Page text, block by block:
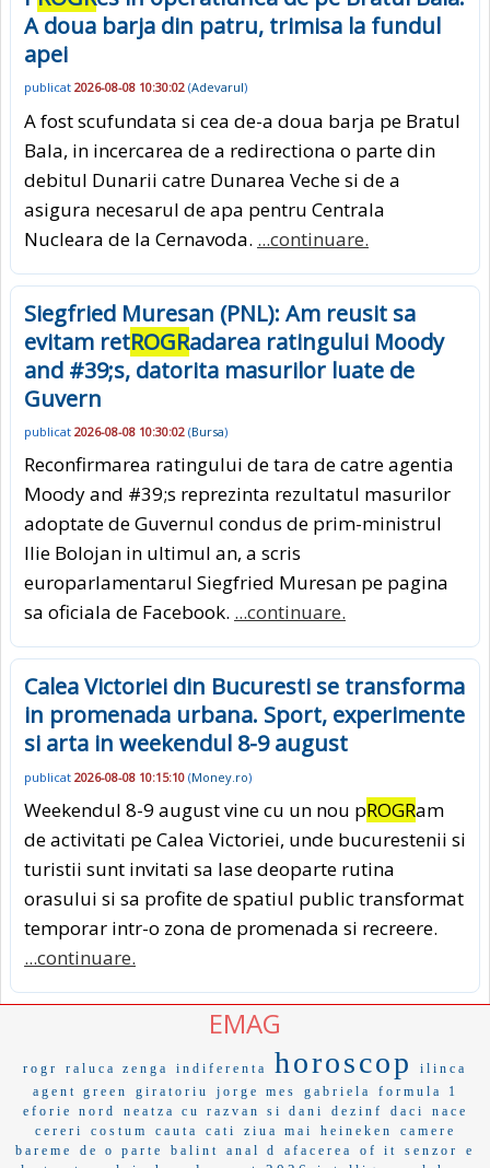
A doua barja din patru, trimisa la fundul
apei
publicat 2026-08-08 10:30:02 (Adevarul)
A fost scufundata si cea de-a doua barja pe Bratul
Bala, in incercarea de a redirectiona o parte din
debitul Dunarii catre Dunarea Veche si de a
asigura necesarul de apa pentru Centrala
Nucleara de la Cernavoda. ...continuare.
Siegfried Muresan (PNL): Am reusit sa
evitam retROGRadarea ratingului Moody
and #39;s, datorita masurilor luate de
Guvern
publicat 2026-08-08 10:30:02 (Bursa)
Reconfirmarea ratingului de tara de catre agentia
Moody and #39;s reprezinta rezultatul masurilor
adoptate de Guvernul condus de prim-ministrul
Ilie Bolojan in ultimul an, a scris
europarlamentarul Siegfried Muresan pe pagina
sa oficiala de Facebook. ...continuare.
Calea Victoriei din Bucuresti se transforma
in promenada urbana. Sport, experimente
si arta in weekendul 8-9 august
publicat 2026-08-08 10:15:10 (Money.ro)
Weekendul 8-9 august vine cu un nou pROGRam
de activitati pe Calea Victoriei, unde bucurestenii si
turistii sunt invitati sa lase deoparte rutina
orasului si sa profite de spatiul public transformat
temporar intr-o zona de promenada si recreere.
...continuare.
EMAG
rogr raluca zenga indiferenta horoscop
ilinca
agent green
giratoriu jorge mes gabriela
formula 1
eforie nord
neatza cu razvan si dani dezinf daci
nace
cereri
costum cauta cati ziua mai heineken
camere
bareme
de o parte balint anal d afacerea of it senzor
e